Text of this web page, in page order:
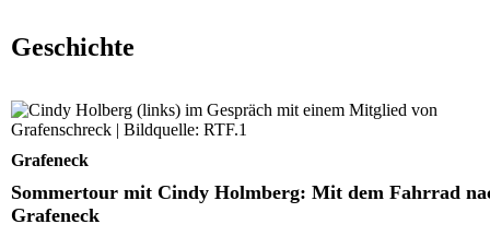
Geschichte
Sommertour mit Cindy Holmberg: Mit dem Fahrrad
Grafeneck
Grafeneck
Sommertour mit Cindy Holmberg: Mit dem Fahrrad
Grafeneck